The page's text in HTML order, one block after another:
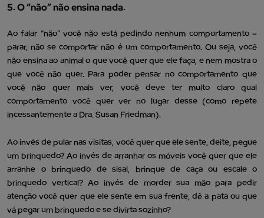
5. O “não” não ensina nada.
Ao falar “não” você não está pedindo nenhum comportamento –
parar, não se comportar não é um comportamento. Ou seja, você
não ensina ao animal o que você quer que ele faça, e nem mostra o
que você não quer. Para poder pensar no comportamento que
você não quer mais ver, você deve ter muito claro qual
comportamento você quer ver no lugar desse (como repete
incessantemente a Dra. Susan Friedman).
Ao invés de pular nas visitas, você quer que ele sente, deite, pegue
um brinquedo? Ao invés de arranhar os móveis você quer que ele
arranhe o brinquedo de sisal, brinque de caça ou escale o
brinquedo vertical? Ao invés de morder sua mão para pedir
atenção você quer que ele sente em sua frente, dê a pata ou que
vá pegar um brinquedo e se divirta sozinho?